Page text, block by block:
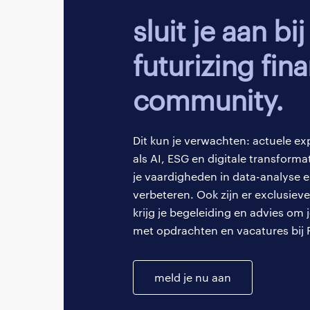
gemiddeld €4.610
kunt zitten.
Samengevat: als
strategische en
winstgevendheid
Wat doet
Als Financial
en dat de
organisatie. Je
Spreekt de rol van
sluit je aan bij onze
futurizing
community.
Dit kun je verwachten: actuele
als AI, ESG en digitale
je vaardigheden in data-analyse
verbeteren. Ook zijn er
krijg je begeleiding en advies om
met opdrachten en vacatures bij
meld je nu aan